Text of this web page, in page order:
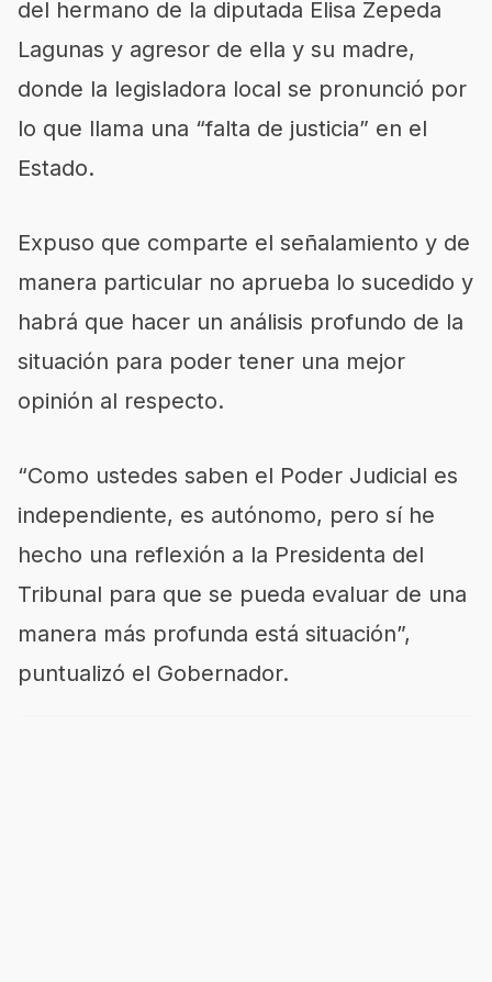
del hermano de la diputada Elisa Zepeda
Lagunas y agresor de ella y su madre,
donde la legisladora local se pronunció por
lo que llama una “falta de justicia” en el
Estado.
Expuso que comparte el señalamiento y de
manera particular no aprueba lo sucedido y
habrá que hacer un análisis profundo de la
situación para poder tener una mejor
opinión al respecto.
“Como ustedes saben el Poder Judicial es
independiente, es autónomo, pero sí he
hecho una reflexión a la Presidenta del
Tribunal para que se pueda evaluar de una
manera más profunda está situación”,
puntualizó el Gobernador.